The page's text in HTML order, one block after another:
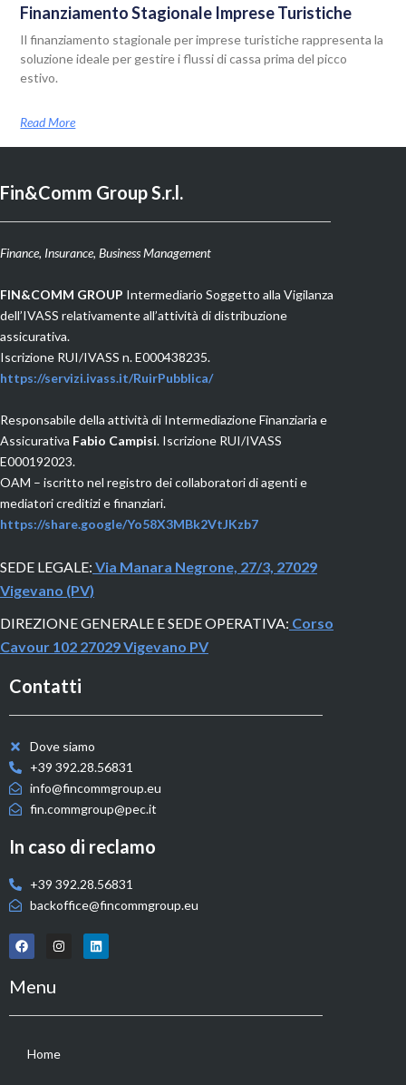
Finanziamento Stagionale Imprese Turistiche
Il finanziamento stagionale per imprese turistiche rappresenta la
soluzione ideale per gestire i flussi di cassa prima del picco
estivo.
Read More
Fin&Comm Group S.r.l.
Finance, Insurance, Business Management
FIN&COMM GROUP Intermediario Soggetto alla Vigilanza
dell’IVASS relativamente all’attività di distribuzione
assicurativa.
Iscrizione RUI/IVASS n. E000438235.
https://servizi.ivass.it/RuirPubblica/
Responsabile della attività di Intermediazione Finanziaria e
Assicurativa Fabio Campisi. Iscrizione RUI/IVASS
E000192023.
OAM – iscritto nel registro dei collaboratori di agenti e
mediatori creditizi e finanziari.
https://share.google/Yo58X3MBk2VtJKzb7
SEDE LEGALE: Via Manara Negrone, 27/3, 27029
Vigevano (PV)
DIREZIONE GENERALE E SEDE OPERATIVA: Corso
Cavour 102 27029 Vigevano PV
Contatti
Dove siamo
+39 392.28.56831
info@fincommgroup.eu
fin.commgroup@pec.it
In caso di reclamo
+39 392.28.56831
backoffice@fincommgroup.eu
Menu
Home